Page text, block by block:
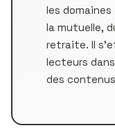
les domaines
la mutuelle,
retraite. Il
lecteurs
des